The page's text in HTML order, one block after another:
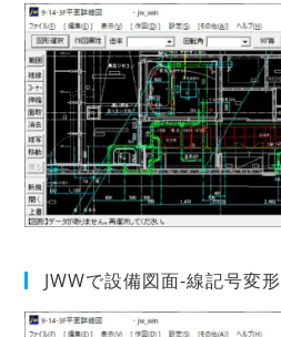
JWWで設備図面-線記号変形